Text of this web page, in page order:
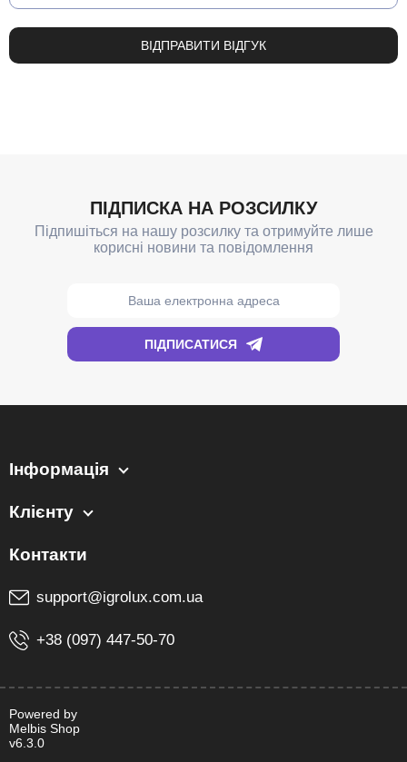
Інформація
Клієнту
support@igrolux.com.ua
+38 (097) 447-50-70
Powered by
Melbis Shop
v6.3.0